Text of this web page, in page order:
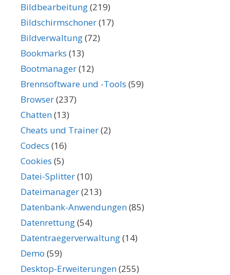
Bildbearbeitung(219)
Bildschirmschoner(17)
Bildverwaltung(72)
Bookmarks (13)
Bootmanager(12)
Brennsoftware und -Tools (59)
Browser(237)
Chatten(13)
Cheats und Trainer(2)
Codecs (16)
Cookies (5)
Datei-Splitter(10)
Dateimanager(213)
Datenbank-Anwendungen(85)
Datenrettung(54)
Datentraegerverwaltung(14)
Demo (59)
Desktop-Erweiterungen(255)